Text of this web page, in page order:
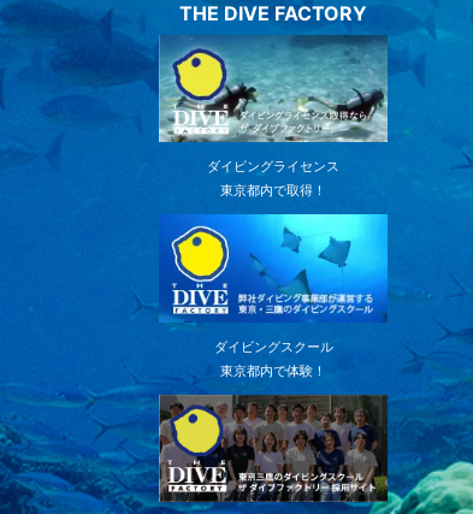
THE DIVE FACTORY
ダイビングライセンス
東京都内で取得！
ダイビングスクール
東京都内で体験！